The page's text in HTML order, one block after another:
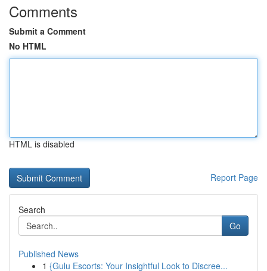
Comments
Submit a Comment
No HTML
HTML is disabled
Report Page
Search
Go
Published News
1 {Gulu Escorts: Your Insightful Look to Discree...